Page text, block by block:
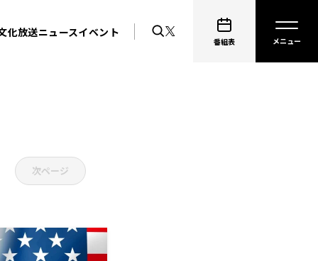
化放送ニュースイベント
番組表
次ページ